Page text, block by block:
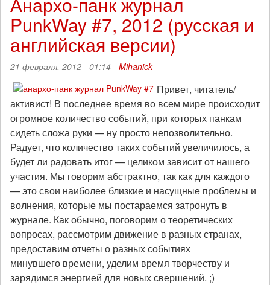
Записки
Ферал
Фавна
PunkWay #7, 2012 (русская и
английская версии)
21 февраля, 2012 - 01:14 - Mihanick
Привет, читатель/
активист! В последнее время во всем мире происходит
огромное количество событий, при которых панкам
сидеть сложа руки — ну просто непозволительно.
Радует, что количество таких событий увеличилось, а
будет ли радовать итог — целиком зависит от нашего
участия. Мы говорим абстрактно, так как для каждого
— это свои наиболее близкие и насущные проблемы и
волнения, которые мы постараемся затронуть в
журнале. Как обычно, поговорим о теоретических
вопросах, рассмотрим движение в разных странах,
предоставим отчеты о разных событиях
минувшего времени, уделим время творчеству и
зарядимся энергией для новых свершений. ;)